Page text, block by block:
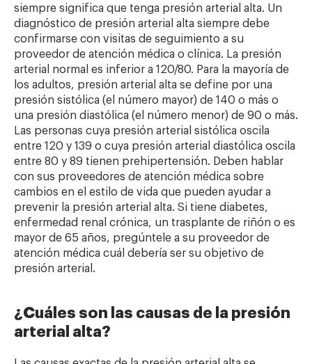
siempre significa que tenga presión arterial alta. Un
diagnóstico de presión arterial alta siempre debe
confirmarse con visitas de seguimiento a su
proveedor de atención médica o clínica. La presión
arterial normal es inferior a 120/80. Para la mayoría de
los adultos, presión arterial alta se define por una
presión sistólica (el número mayor) de 140 o más o
una presión diastólica (el número menor) de 90 o más.
Las personas cuya presión arterial sistólica oscila
entre 120 y 139 o cuya presión arterial diastólica oscila
entre 80 y 89 tienen prehipertensión. Deben hablar
con sus proveedores de atención médica sobre
cambios en el estilo de vida que pueden ayudar a
prevenir la presión arterial alta. Si tiene diabetes,
enfermedad renal crónica, un trasplante de riñón o es
mayor de 65 años, pregúntele a su proveedor de
atención médica cuál debería ser su objetivo de
presión arterial.
¿Cuáles son las causas de la presión
arterial alta?